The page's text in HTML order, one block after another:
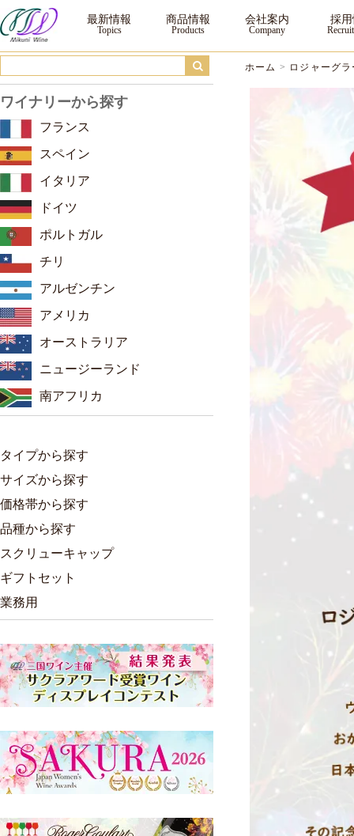
ロジャーグラート コンパルティール 第5弾 ｜三国ワイン
最新情報 商品情報 会社案内 採
ホーム > ロジャーグ
ワイナリーから探す
フランス
スペイン
イタリア
ドイツ
ポルトガル
チリ
アルゼンチン
アメリカ
オーストラリア
ニュージーランド
南アフリカ
タイプから探す
サイズから探す
価格帯から探す
品種から探す
スクリューキャップ
ギフトセット
業務用